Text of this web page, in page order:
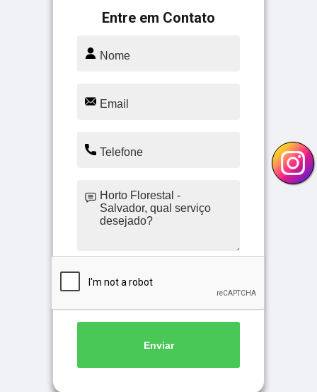
Entre em Contato
Enviar